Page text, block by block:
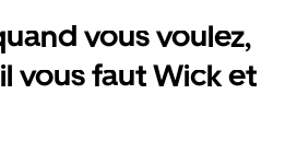
vous voulez,
vous faut Wick et